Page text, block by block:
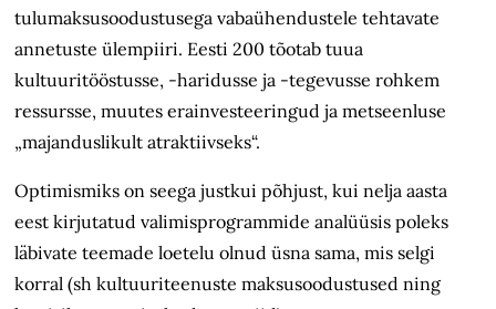
tulumaksusoodustusega vabaühendustele tehtavate
annetuste ülempiiri. Eesti 200 tõotab tuua
kultuuritööstusse, -haridusse ja -tegevusse rohkem
ressursse, muutes erainvesteeringud ja metseenluse
„majanduslikult atraktiivseks“.
Optimismiks on seega justkui põhjust, kui nelja aasta
eest kirjutatud valimisprogrammide analüüsis poleks
läbivate teemade loetelu olnud üsna sama, mis selgi
korral (sh kultuuriteenuste maksusoodustused ning